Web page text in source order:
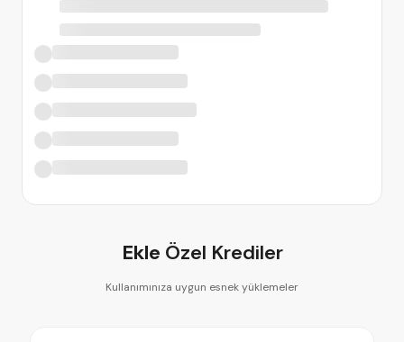
Ekle Özel Krediler
Kullanımınıza uygun esnek yüklemeler